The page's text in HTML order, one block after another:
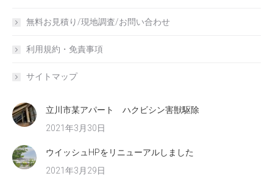
無料お見積り/現地調査/お問い合わせ
利用規約・免責事項
サイトマップ
立川市某アパート ハクビシン害獣駆除
2021年3月30日
ウイッシュHPをリニューアルしました
2021年3月29日